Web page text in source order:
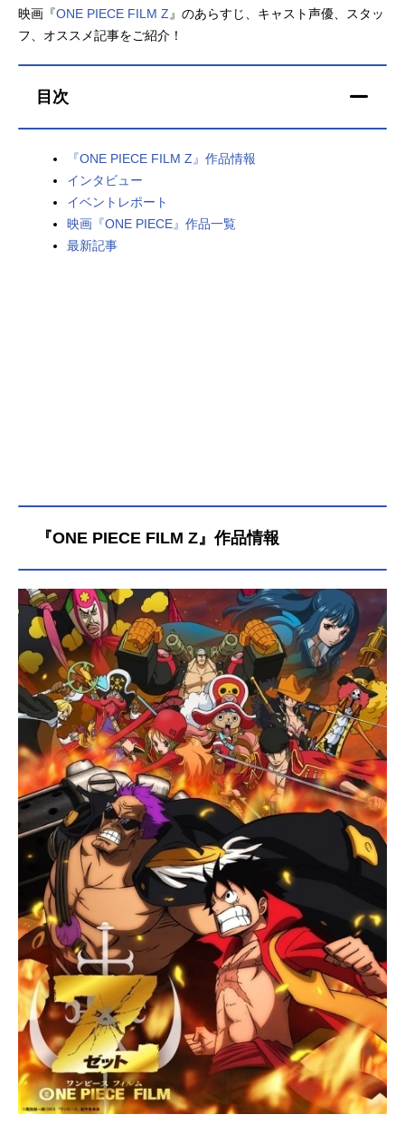
春アニメ 夏アニメ
男性声優/女性声優一覧
映画『ONE PIECE FILM Z 』のあらすじ、キャスト声優、スタッ
フ、オススメ記事をご紹介！
目次
『ONE PIECE FILM Z』作品情報
インタビュー
イベントレポート
映画『ONE PIECE』作品一覧
最新記事
『ONE PIECE FILM Z』作品情報